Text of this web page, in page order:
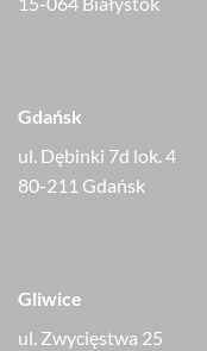
Gdańsk
ul. Dębinki 7d lok. 4
80-211 Gdańsk
Gliwice
ul. Zwycięstwa 25